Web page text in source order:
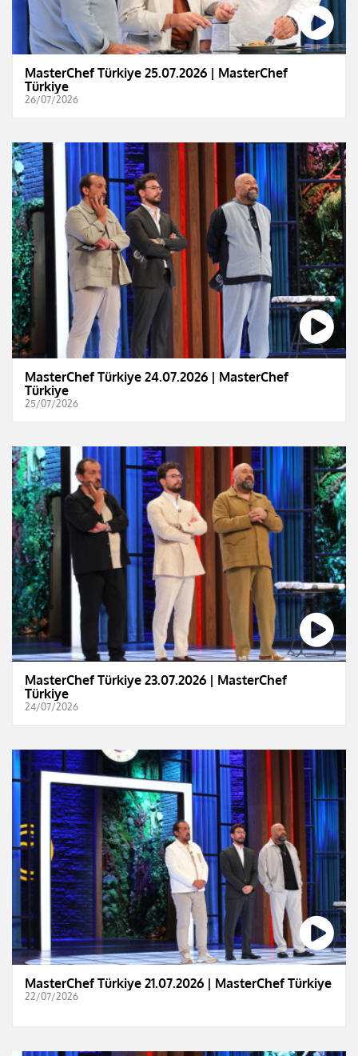
MasterChef Türkiye 25.07.2026 | MasterChef
Türkiye
26/07/2026
MasterChef Türkiye 24.07.2026 | MasterChef
Türkiye
25/07/2026
MasterChef Türkiye 23.07.2026 | MasterChef
Türkiye
24/07/2026
MasterChef Türkiye 21.07.2026 | MasterChef Türkiye
22/07/2026